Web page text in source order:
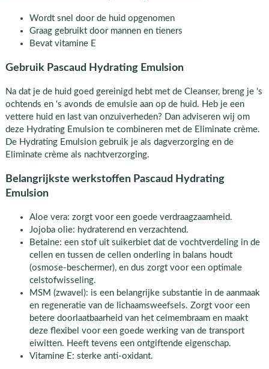
Wordt snel door de huid opgenomen
Graag gebruikt door mannen en tieners
Bevat vitamine E
Gebruik Pascaud Hydrating Emulsion
Na dat je de huid goed gereinigd hebt met de Cleanser, breng je 's
ochtends en 's avonds de emulsie aan op de huid. Heb je een
vettere huid en last van onzuiverheden? Dan adviseren wij om
deze Hydrating Emulsion te combineren met de Eliminate crème.
De Hydrating Emulsion gebruik je als dagverzorging en de
Eliminate crème als nachtverzorging.
Belangrijkste werkstoffen Pascaud Hydrating
Emulsion
Aloe vera: zorgt voor een goede verdraagzaamheid.
Jojoba olie: hydraterend en verzachtend.
Betaine: een stof uit suikerbiet dat de vochtverdeling in de
cellen en tussen de cellen onderling in balans houdt
(osmose-beschermer), en dus zorgt voor een optimale
celstofwisseling.
MSM (zwavel): is een belangrijke substantie in de aanmaak
en regeneratie van de lichaamsweefsels. Zorgt voor een
betere doorlaatbaarheid van het celmembraam en maakt
deze flexibel voor een goede werking van de transport
eiwitten. Heeft tevens een ontgiftende eigenschap.
Vitamine E: sterke anti-oxidant.